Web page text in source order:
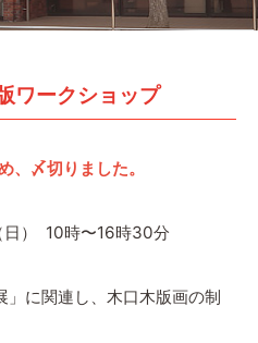
ワークショップ
、〆切りました。
） 10時〜16時30分
に関連し、木口木版画の制